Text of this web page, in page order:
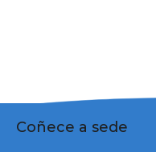
Coñece a sede